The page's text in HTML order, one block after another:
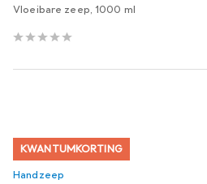
Vloeibare zeep, 1000 ml
KWANTUMKORTING
Handzeep